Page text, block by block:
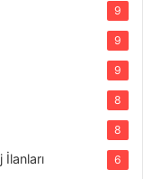
9
9
9
8
8
6